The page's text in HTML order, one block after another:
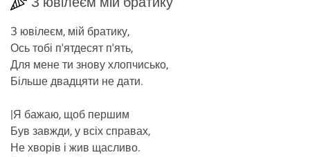
З ювілеєм, мій братику,
Ось тобі п'ятдесят п'ять,
Для мене ти знову хлопчисько,
Більше двадцяти не дати.
|Я бажаю, щоб першим
Був завжди, у всіх справах,
Не хворів і жив щасливо.